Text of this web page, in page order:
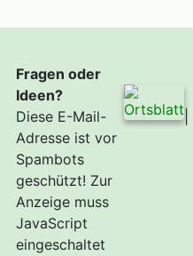
Fragen oder
Ideen?
Diese E-Mail-
Adresse ist vor
Spambots
geschützt! Zur
Anzeige muss
JavaScript
eingeschaltet